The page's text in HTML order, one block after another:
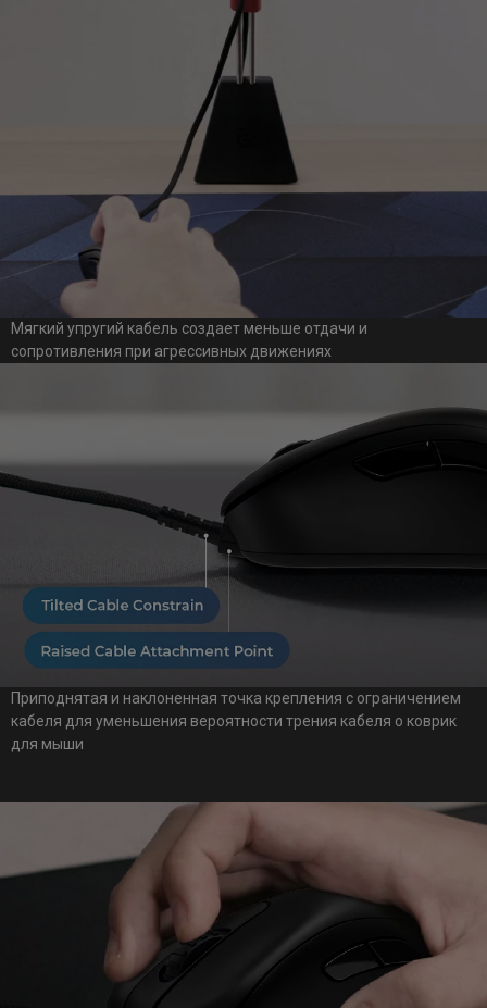
Мягкий упругий кабель создает меньше отдачи и
сопротивления при агрессивных движениях
Приподнятая и наклоненная точка крепления с ограничением
кабеля для уменьшения вероятности трения кабеля о коврик
для мыши